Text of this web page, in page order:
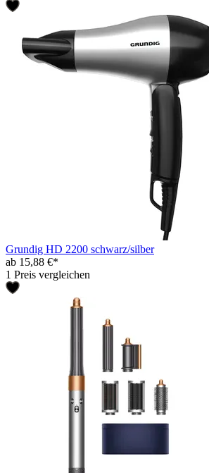
Grundig HD 2200 schwarz/silber
ab 15,88 €*
1 Preis vergleichen